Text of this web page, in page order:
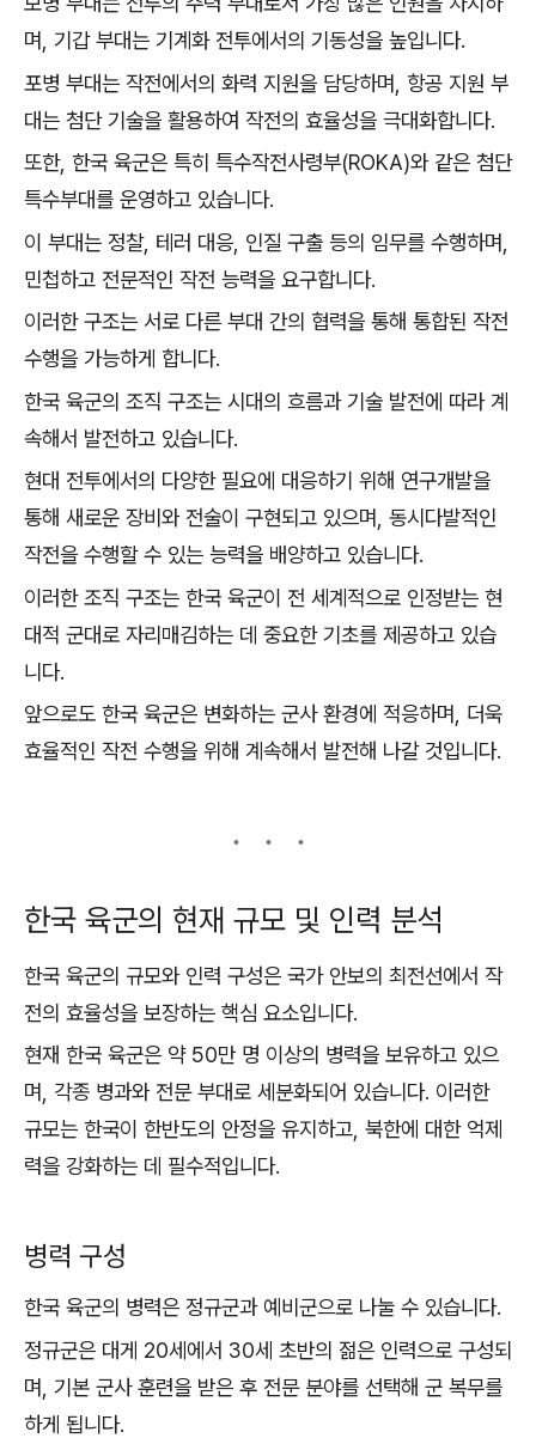
며, 기갑 부대는 기계화 전투에서의 기동성을 높입니다.
포병 부대는 작전에서의 화력 지원을 담당하며, 항공 지원 부
대는 첨단 기술을 활용하여 작전의 효율성을 극대화합니다.
또한, 한국 육군은 특히 특수작전사령부(ROKA)와 같은 첨단
특수부대를 운영하고 있습니다.
이 부대는 정찰, 테러 대응, 인질 구출 등의 임무를 수행하며,
민첩하고 전문적인 작전 능력을 요구합니다.
이러한 구조는 서로 다른 부대 간의 협력을 통해 통합된 작전
수행을 가능하게 합니다.
한국 육군의 조직 구조는 시대의 흐름과 기술 발전에 따라 계
속해서 발전하고 있습니다.
현대 전투에서의 다양한 필요에 대응하기 위해 연구개발을
통해 새로운 장비와 전술이 구현되고 있으며, 동시다발적인
작전을 수행할 수 있는 능력을 배양하고 있습니다.
이러한 조직 구조는 한국 육군이 전 세계적으로 인정받는 현
대적 군대로 자리매김하는 데 중요한 기초를 제공하고 있습
니다.
앞으로도 한국 육군은 변화하는 군사 환경에 적응하며, 더욱
효율적인 작전 수행을 위해 계속해서 발전해 나갈 것입니다.
한국 육군의 현재 규모 및 인력 분석
한국 육군의 규모와 인력 구성은 국가 안보의 최전선에서 작
전의 효율성을 보장하는 핵심 요소입니다.
현재 한국 육군은 약 50만 명 이상의 병력을 보유하고 있으
며, 각종 병과와 전문 부대로 세분화되어 있습니다. 이러한
규모는 한국이 한반도의 안정을 유지하고, 북한에 대한 억제
력을 강화하는 데 필수적입니다.
병력 구성
한국 육군의 병력은 정규군과 예비군으로 나눌 수 있습니다.
정규군은 대게 20세에서 30세 초반의 젊은 인력으로 구성되
며, 기본 군사 훈련을 받은 후 전문 분야를 선택해 군 복무를
하게 됩니다.